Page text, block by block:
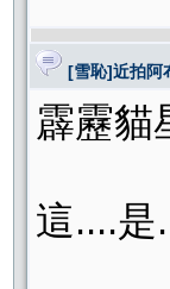
[雪恥]近拍
霹靂貓
這....是